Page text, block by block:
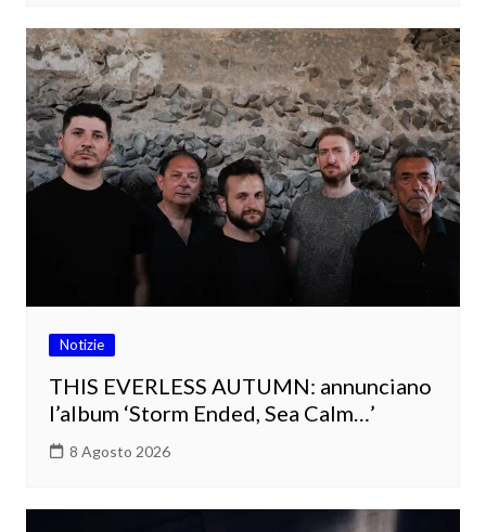
Notizie
THIS EVERLESS AUTUMN: annunciano
l’album ‘Storm Ended, Sea Calm…’
8 Agosto 2026